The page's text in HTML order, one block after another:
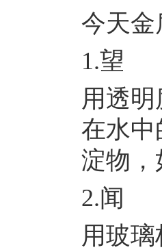
今天
1.望
用透
在水中
淀物，
2.闻
用玻